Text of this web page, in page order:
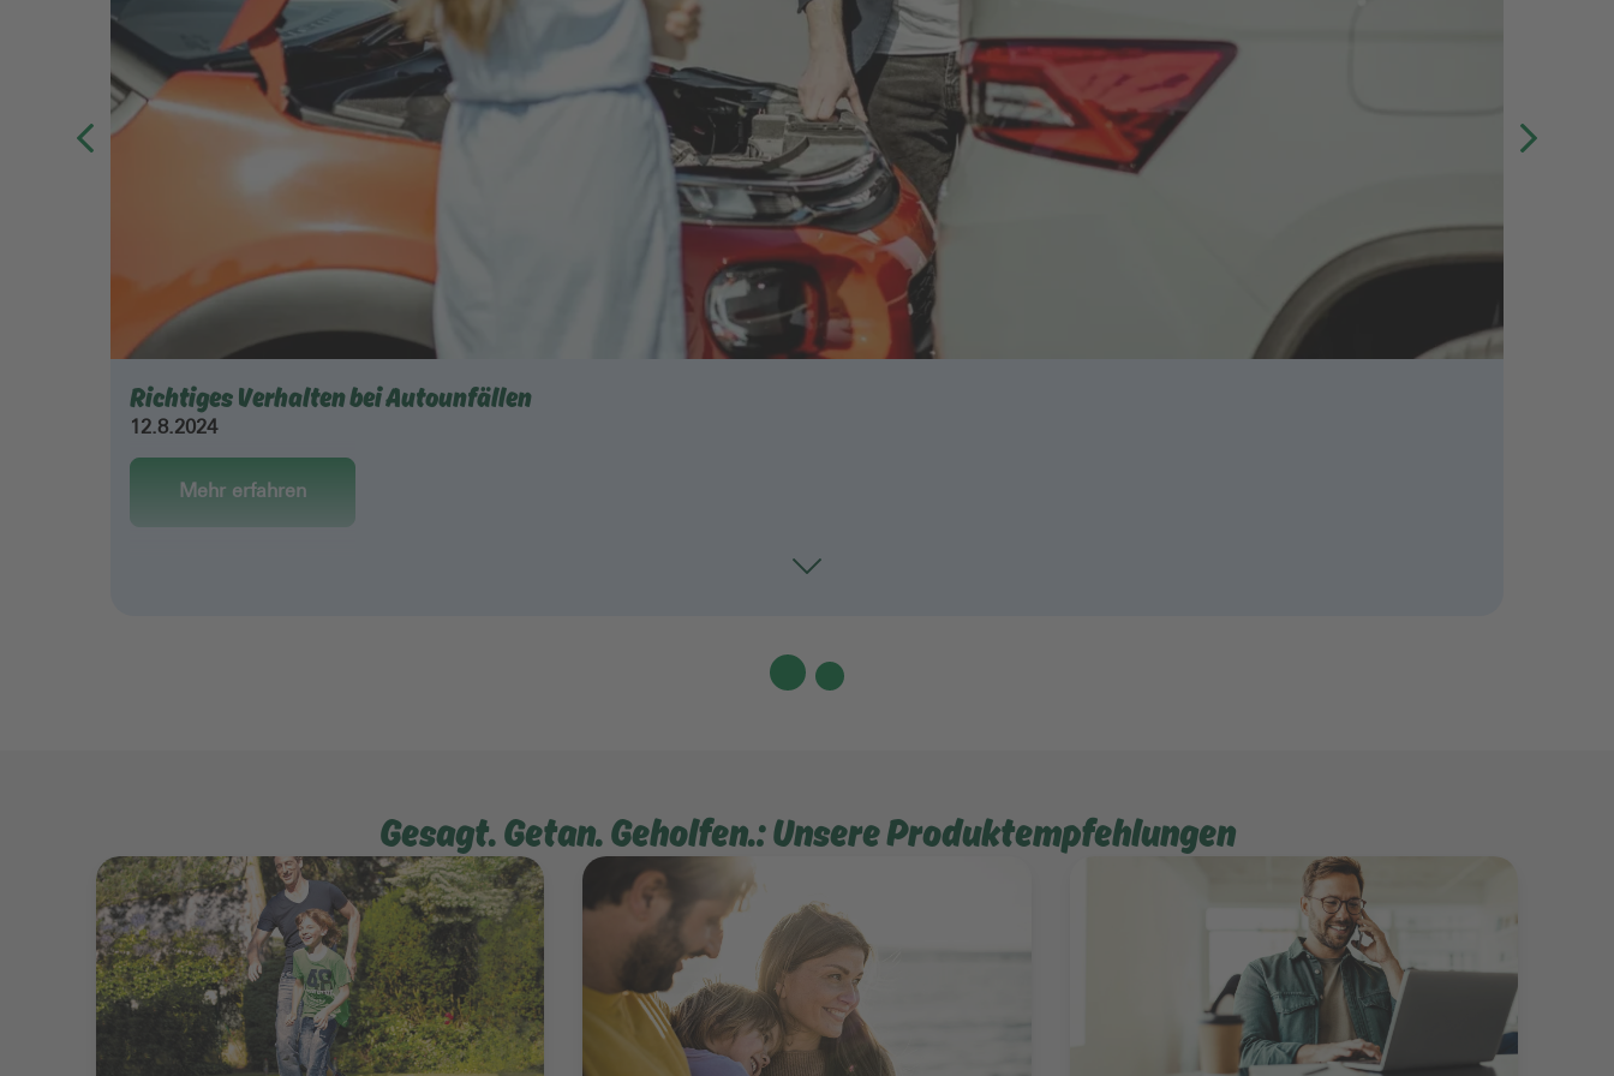
Richtiges Verhalten bei Autounfällen
12.8.2024
Mehr erfahren
Gesagt. Getan. Geholfen.: Unsere Produktempfehlungen
Mehr erfahren Mehr erfahren